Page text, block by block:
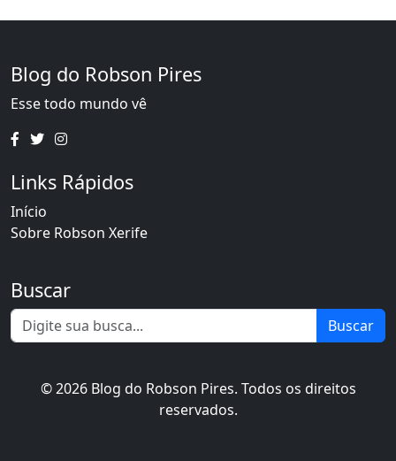
Blog do Robson Pires
Esse todo mundo vê
Links Rápidos
Início
Sobre Robson Xerife
Buscar
Buscar
© 2026 Blog do Robson Pires. Todos os direitos
reservados.